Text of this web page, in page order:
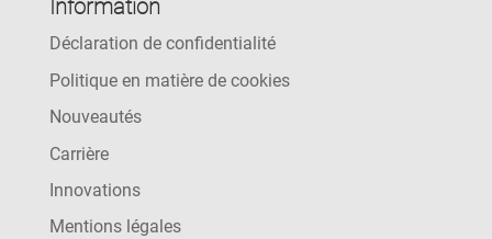
Information
Déclaration de confidentialité
Politique en matière de cookies
Nouveautés
Carrière
Innovations
Mentions légales